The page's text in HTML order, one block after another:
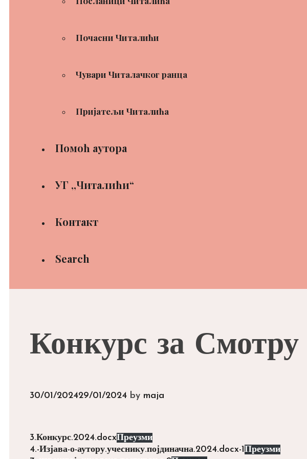
Почасни Читалићи
Чувари Читалачког ранца
Пријатељи Читалића
Помоћ аутора
УГ ,,Читалићи“
Контакт
Search
Конкурс за
30/01/202429/01/2024 by maja
3.Конкурс.2024.docxПреузми
4.-Изјава-о-аутору.учеснику.појдиначна.2024.docx-1Преузми